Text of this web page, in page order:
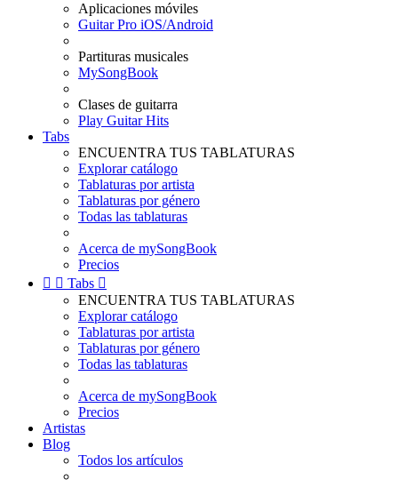
Aplicaciones móviles
Guitar Pro iOS/Android
Partituras musicales
MySongBook
Clases de guitarra
Play Guitar Hits
Tabs
ENCUENTRA TUS TABLATURAS
Explorar catálogo
Tablaturas por artista
Tablaturas por género
Todas las tablaturas
Acerca de mySongBook
Precios
  Tabs 
ENCUENTRA TUS TABLATURAS
Explorar catálogo
Tablaturas por artista
Tablaturas por género
Todas las tablaturas
Acerca de mySongBook
Precios
Artistas
Blog
Todos los artículos